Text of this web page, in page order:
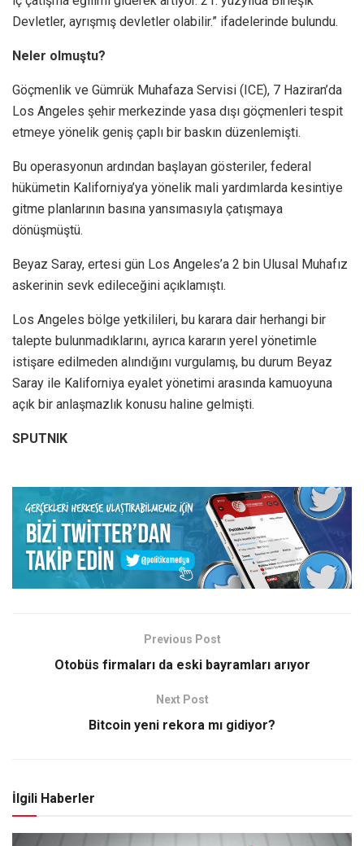
Devletler, ayrışmış devletler olabilir.” ifadelerinde bulundu.
Neler olmuştu?
Göçmenlik ve Gümrük Muhafaza Servisi (ICE), 7 Haziran’da
Los Angeles şehir merkezinde yasa dışı göçmenleri tespit
etmeye yönelik geniş çaplı bir baskın düzenlemişti.
Bu operasyonun ardından başlayan gösteriler, federal
hükümetin Kaliforniya’ya yönelik mali yardımlarda kesintiye
gitme planlarının basına yansımasıyla çatışmaya
dönüşmüştü.
Beyaz Saray, ertesi gün Los Angeles’a 2 bin Ulusal Muhafız
askerinin sevk edileceğini açıklamıştı.
Los Angeles bölge yetkilileri, bu karara dair herhangi bir
talepte bulunmadıklarını, ayrıca kararın yerel yönetimle
istişare edilmeden alındığını vurgulamış, bu durum Beyaz
Saray ile Kaliforniya eyalet yönetimi arasında kamuoyuna
açık bir anlaşmazlık konusu haline gelmişti.
SPUTNIK
Previous Post
Otobüs firmaları da eski bayramları arıyor
Next Post
Bitcoin yeni rekora mı gidiyor?
İlgili Haberler